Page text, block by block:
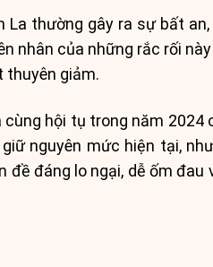
La thường gây ra sự bất
nhân của những rắc rối
thuyên giảm.
cùng hội tụ trong năm
nguyên mức hiện tại,
đề đáng lo ngại, dễ ốm